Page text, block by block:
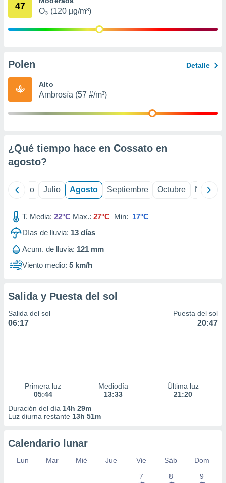
publicidad
de
1199
47
O₃ (120 µg/m³)
Polen Detalle
Alto
Ambrosía (57 #/m³)
¿Qué tiempo hace en Cossato en
agosto?
Junio Julio Agosto Septiembre Octubre
T. Media: 22°C Max.: 27°C Min: 17°C
Días de lluvia: 13 días
Acum. de lluvia: 121 mm
Viento medio: 5 km/h
Salida y Puesta del sol
Salida del sol
06:17
Puesta del sol
20:47
Primera luz
05:44
Mediodía
13:33
Última luz
21:20
Duración del día 14h 29m
Luz diurna restante 13h 51m
Calendario lunar
Lun Mar Mié Jue Vie Sáb
Dom
7
8 9